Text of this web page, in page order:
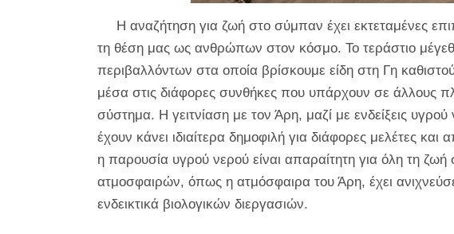
Η αναζήτηση για ζωή στο σύμπαν έχει εκτεταμένες
τη θέση μας ως ανθρώπων στον κόσμο. Το τεράστιο
περιβαλλόντων στα οποία βρίσκουμε είδη στη Γη
μέσα στις διάφορες συνθήκες που υπάρχουν σε άλλους
σύστημα. Η γειτνίαση με τον Άρη, μαζί με ενδείξεις
έχουν κάνει ιδιαίτερα δημοφιλή για διάφορες μελέτες
η παρουσία υγρού νερού είναι απαραίτητη για όλη τη
ατμοσφαιρών, όπως η ατμόσφαιρα του Άρη, έχει
ενδεικτικά βιολογικών διεργασιών.